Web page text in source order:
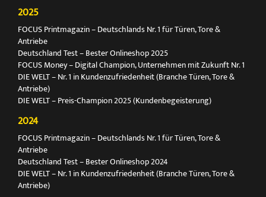
2025
FOCUS Printmagazin – Deutschlands Nr. 1 für Türen, Tore &
Antriebe
Deutschland Test – Bester Onlineshop 2025
FOCUS Money – Digital Champion, Unternehmen mit Zukunft Nr. 1
DIE WELT – Nr. 1 in Kundenzufriedenheit (Branche Türen, Tore &
Antriebe)
DIE WELT – Preis-Champion 2025 (Kundenbegeisterung)
2024
FOCUS Printmagazin – Deutschlands Nr. 1 für Türen, Tore &
Antriebe
Deutschland Test – Bester Onlineshop 2024
DIE WELT – Nr. 1 in Kundenzufriedenheit (Branche Türen, Tore &
Antriebe)